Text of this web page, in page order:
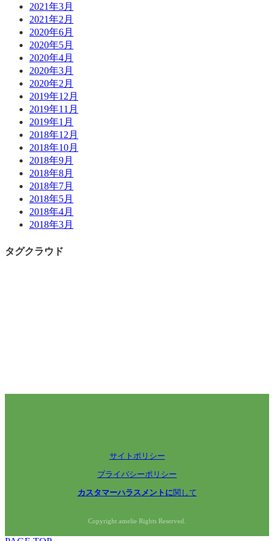
2021年3月
2021年2月
2020年6月
2020年5月
2020年4月
2020年3月
2020年2月
2019年12月
2019年11月
2019年1月
2018年12月
2018年10月
2018年9月
2018年8月
2018年7月
2018年5月
2018年4月
2018年3月
タグクラウド
サイトポリシー
プライバシーポリシー
カスタマーハラスメントに関して
Copyright amelie Rights Reserved.